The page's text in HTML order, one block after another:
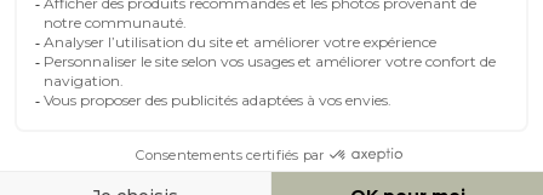
FRANCE
© 2007-2026 Miliboo
Tous droits réservés